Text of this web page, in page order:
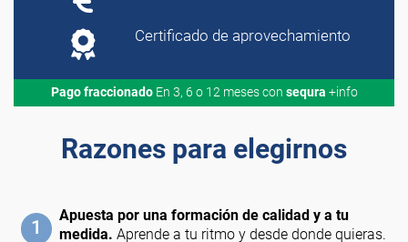
Certificado de aprovechamiento
Pago fraccionadoEn 3, 6 o 12 meses con sequra +info
Razones para elegirnos
1
Apuesta por una formación de calidad y a tu
medida. Aprende a tu ritmo y desde donde quieras.